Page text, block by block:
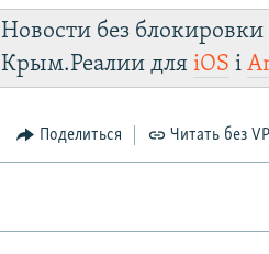
Новости без
Крым.Реалии дляiOS і
Поделиться Читать без